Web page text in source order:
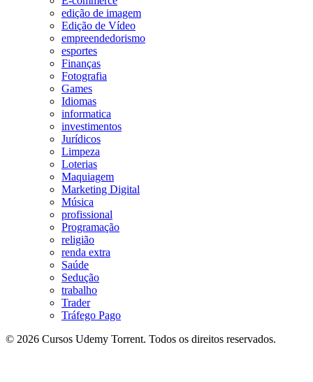
edição de imagem
Edição de Vídeo
empreendedorismo
esportes
Finanças
Fotografia
Games
Idiomas
informatica
investimentos
Jurídicos
Limpeza
Loterias
Maquiagem
Marketing Digital
Música
profissional
Programação
religião
renda extra
Saúde
Sedução
trabalho
Trader
Tráfego Pago
© 2026 Cursos Udemy Torrent. Todos os direitos reservados.